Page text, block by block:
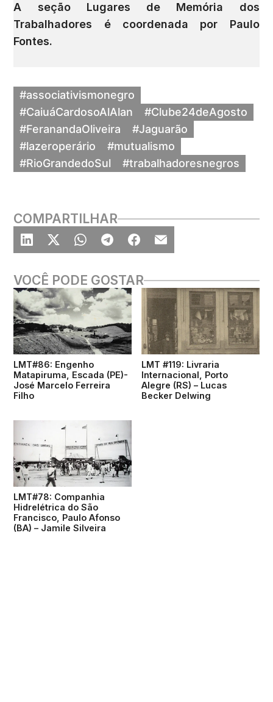
A seção Lugares de Memória dos
Trabalhadores é coordenada por Paulo
Fontes.
#associativismonegro
#CaiuáCardosoAlAlan
#Clube24deAgosto
#FeranandaOliveira
#Jaguarão
#lazeroperário
#mutualismo
#RioGrandedoSul
#trabalhadoresnegros
COMPARTILHAR
VOCÊ PODE GOSTAR
LMT#86: Engenho
Matapiruma, Escada (PE)-
José Marcelo Ferreira
Filho
LMT #119: Livraria
Internacional, Porto
Alegre (RS) – Lucas
Becker Delwing
LMT#78: Companhia
Hidrelétrica do São
Francisco, Paulo Afonso
(BA) – Jamile Silveira